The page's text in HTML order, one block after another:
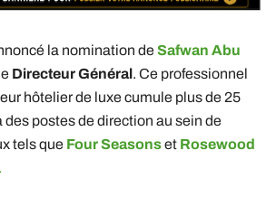
la nomination deSafwan Abu
Directeur Général. Ce professionnel
hôtelier de luxe cumule plus de 25
des postes de direction au sein de
tels que Four Seasonset Rosewood
.